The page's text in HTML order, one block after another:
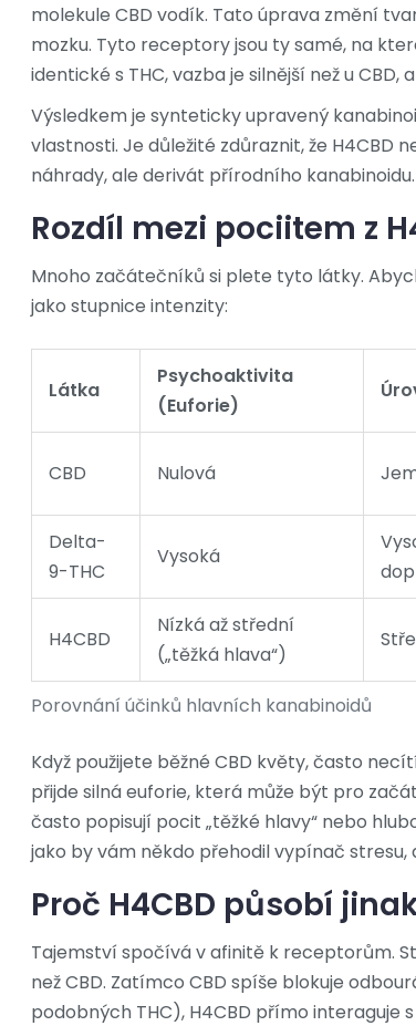
molekule CBD vodík. Tato úprava změní
mozku. Tyto receptory jsou ty samé, na
identické s THC, vazba je silnější než u
Výsledkem je synteticky upravený
vlastnosti. Je důležité zdůraznit, že
náhrady, ale derivát přírodního kanabinoidu.
Rozdíl mezi pociitem z
Mnoho začátečníků si plete tyto látky.
jako stupnice intenzity:
Porovnání účinků hlavních kanabinoidů
Látka
Psychoaktivita
(Euforie)
CBD Nulová
Delta-
9-THC
Vysoká
H4CBD
Nízká až střední
(„těžká hlava“)
Když použijete běžné CBD květy, často
přijde silná euforie, která může být pro
často popisují pocit „těžké hlavy“ nebo
jako by vám někdo přehodil vypínač stresu,
Proč H4CBD působí
Tajemství spočívá v afinitě k receptorům.
než CBD. Zatímco CBD spíše blokuje
podobných THC), H4CBD přímo interaguje